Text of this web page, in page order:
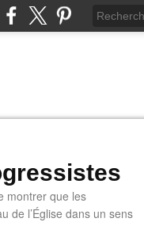
montrer que les
de l’Église dans un sens